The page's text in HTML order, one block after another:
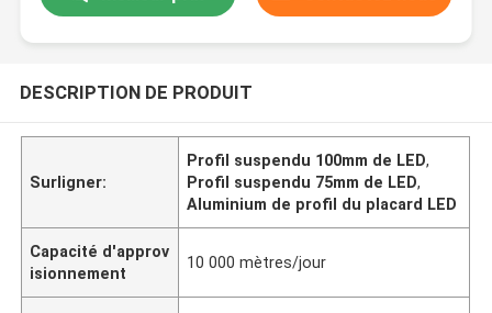
DESCRIPTION DE PRODUIT
Surligner:
Profil suspendu 100mm de LED,
Profil suspendu 75mm de LED,
Aluminium de profil du placard LED
Capacité d'approv
isionnement
10 000 mètres/jour